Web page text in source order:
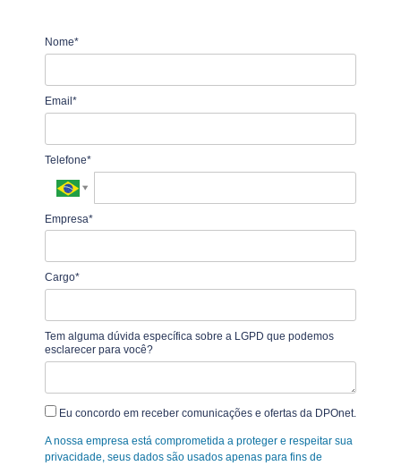
Nome*
Email*
Telefone*
Empresa*
Cargo*
Tem alguma dúvida específica sobre a LGPD que podemos
esclarecer para você?
Eu concordo em receber comunicações e ofertas da DPOnet.
A nossa empresa está comprometida a proteger e respeitar sua
privacidade, seus dados são usados apenas para fins de